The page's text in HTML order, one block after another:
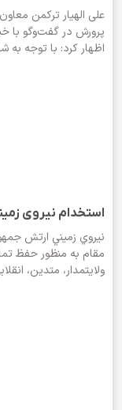
علی الهیار ترکمن
پرورش در گفت‌وگو با
اظهار کرد: با توجه به
استخدام نیروی
نيروي زميني ارتش
مقام به منظور حفظ
ولایتمدار، متدین،